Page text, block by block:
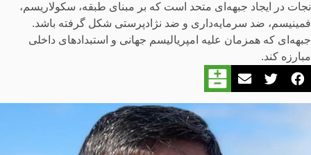
نجات در ایجاد جبهه‌ای متحد است که بر مبنای طبقه، سکولاریسم،
فمینیسم، ضد سرمایه‌داری و ضد نژادپرستی شکل گرفته باشد.
جبهه‌ای که همزمان علیه امپریالیسم جهانی و استبدادهای داخلی
مبارزه کند.